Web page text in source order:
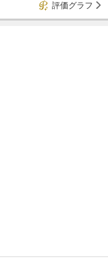
評価グラフ